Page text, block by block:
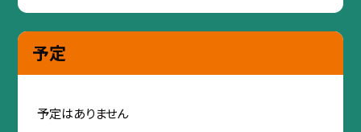
予定
予定はありません